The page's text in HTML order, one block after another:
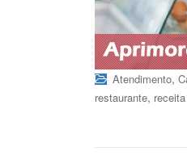
Atendimento,
restaurante,